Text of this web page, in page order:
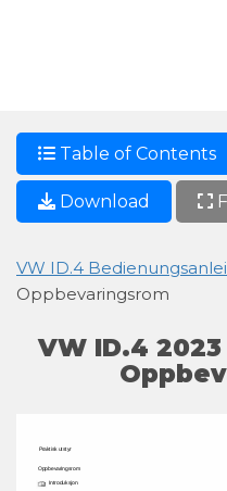
Table of Contents
Download
VW ID.4
Oppbevaringsrom
VW ID.4
Introduksjon
Praktisk utstyr
Oppbevaringsrom